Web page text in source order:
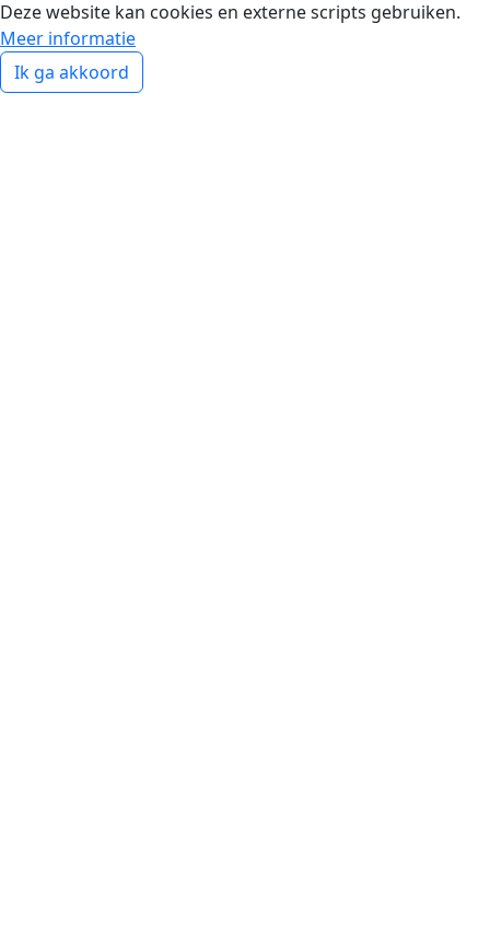
Deze website kan cookies en externe scripts gebruiken.
Meer informatie
Ik ga akkoord